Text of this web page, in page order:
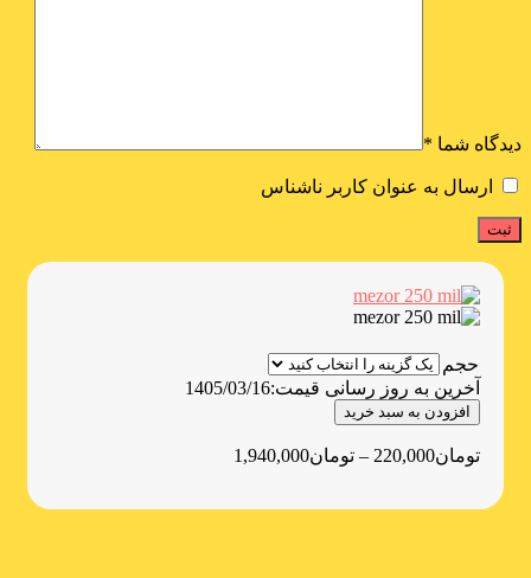
دیدگاه شما *
ارسال به عنوان کاربر ناشناس
حجم
آخرین به روز رسانی قیمت:1405/03/16
افزودن به سبد خرید
تومان220,000
– تومان1,940,000